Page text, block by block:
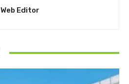
Web Editor